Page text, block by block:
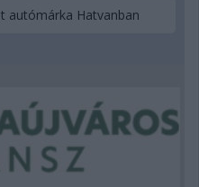
autómárka Hatvanban